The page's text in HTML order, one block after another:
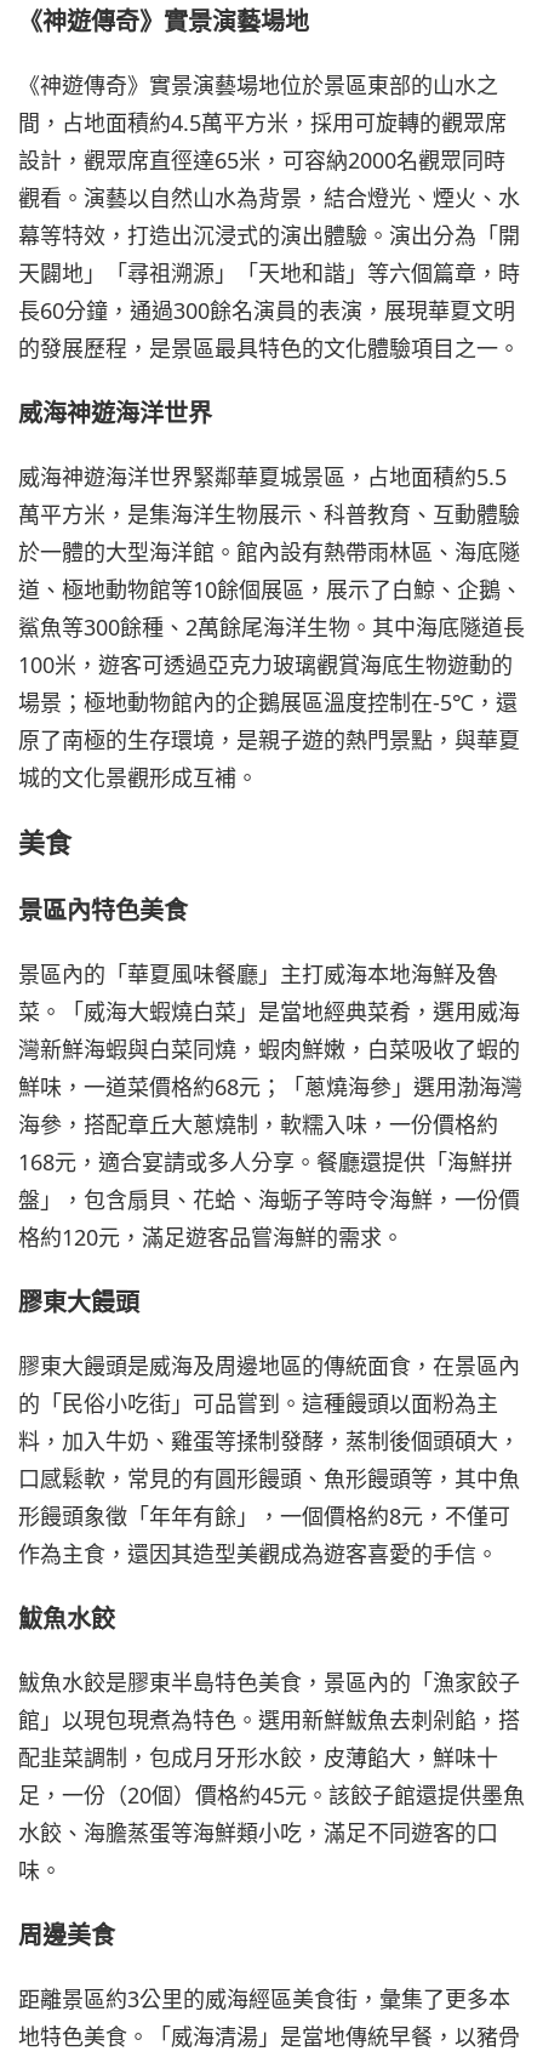
《神遊傳奇》實景演藝場地
《神遊傳奇》實景演藝場地位於景區東部的山水之
間，占地面積約4.5萬平方米，採用可旋轉的觀眾席
設計，觀眾席直徑達65米，可容納2000名觀眾同時
觀看。演藝以自然山水為背景，結合燈光、煙火、水
幕等特效，打造出沉浸式的演出體驗。演出分為「開
天闢地」「尋祖溯源」「天地和諧」等六個篇章，時
長60分鐘，通過300餘名演員的表演，展現華夏文明
的發展歷程，是景區最具特色的文化體驗項目之一。
威海神遊海洋世界
威海神遊海洋世界緊鄰華夏城景區，占地面積約5.5
萬平方米，是集海洋生物展示、科普教育、互動體驗
於一體的大型海洋館。館內設有熱帶雨林區、海底隧
道、極地動物館等10餘個展區，展示了白鯨、企鵝、
鯊魚等300餘種、2萬餘尾海洋生物。其中海底隧道長
100米，遊客可透過亞克力玻璃觀賞海底生物遊動的
場景；極地動物館內的企鵝展區溫度控制在-5℃，還
原了南極的生存環境，是親子遊的熱門景點，與華夏
城的文化景觀形成互補。
美食
景區內特色美食
景區內的「華夏風味餐廳」主打威海本地海鮮及魯
菜。「威海大蝦燒白菜」是當地經典菜肴，選用威海
灣新鮮海蝦與白菜同燒，蝦肉鮮嫩，白菜吸收了蝦的
鮮味，一道菜價格約68元；「蔥燒海參」選用渤海灣
海參，搭配章丘大蔥燒制，軟糯入味，一份價格約
168元，適合宴請或多人分享。餐廳還提供「海鮮拼
盤」，包含扇貝、花蛤、海蛎子等時令海鮮，一份價
格約120元，滿足遊客品嘗海鮮的需求。
膠東大饅頭
膠東大饅頭是威海及周邊地區的傳統面食，在景區內
的「民俗小吃街」可品嘗到。這種饅頭以面粉為主
料，加入牛奶、雞蛋等揉制發酵，蒸制後個頭碩大，
口感鬆軟，常見的有圓形饅頭、魚形饅頭等，其中魚
形饅頭象徵「年年有餘」，一個價格約8元，不僅可
作為主食，還因其造型美觀成為遊客喜愛的手信。
鮁魚水餃
鮁魚水餃是膠東半島特色美食，景區內的「漁家餃子
館」以現包現煮為特色。選用新鮮鮁魚去刺剁餡，搭
配韭菜調制，包成月牙形水餃，皮薄餡大，鮮味十
足，一份（20個）價格約45元。該餃子館還提供墨魚
水餃、海膽蒸蛋等海鮮類小吃，滿足不同遊客的口
味。
周邊美食
距離景區約3公里的威海經區美食街，彙集了更多本
地特色美食。「威海清湯」是當地傳統早餐，以豬骨